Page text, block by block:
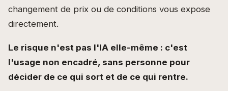
changement de prix ou de conditions vous expose
directement.
Le risque n'est pas l'IA elle-même : c'est
l'usage non encadré, sans personne pour
décider de ce qui sort et de ce qui rentre.